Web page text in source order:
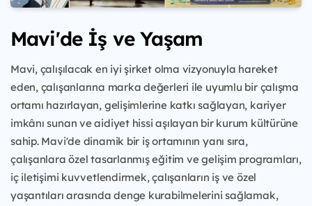
Mavi'de İş ve Yaşam
Mavi, çalışılacak en iyi şirket olma vizyonuyla hareket
eden, çalışanlarına marka değerleri ile uyumlu bir çalışma
ortamı hazırlayan, gelişimlerine katkı sağlayan, kariyer
imkânı sunan ve aidiyet hissi aşılayan bir kurum kültürüne
sahip. Mavi'de dinamik bir iş ortamının yanı sıra,
çalışanlara özel tasarlanmış eğitim ve gelişim programları,
iç iletişimi kuvvetlendirmek, çalışanların iş ve özel
yaşantıları arasında denge kurabilmelerini sağlamak,